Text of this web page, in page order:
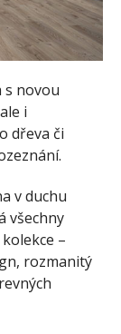
s novou
i
dřeva či
v duchu
všechny
–
rozmanitý